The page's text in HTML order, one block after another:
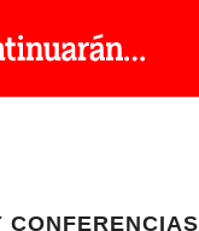
CONFERENCIAS